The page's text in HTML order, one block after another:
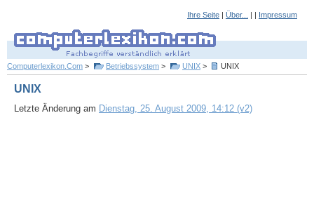
Ihre Seite | Über... | | Impressum
Computerlexikon.Com > Betriebssystem > UNIX > UNIX
UNIX
Letzte Änderung am Dienstag, 25. August 2009, 14:12 (v2)